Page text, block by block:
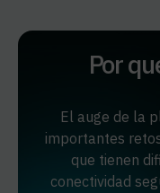
Por
El auge de la
importantes
que tienen
conectividad